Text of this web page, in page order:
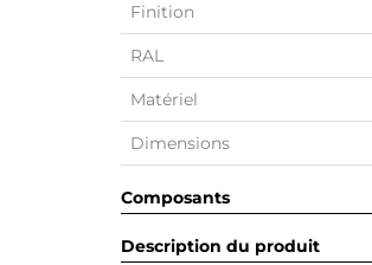
Finition
RAL
Matériel
Dimensions
Composants
Description du produit